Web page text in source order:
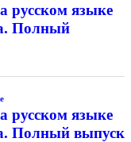
русском языке
Полный
русском языке
Полный выпуск